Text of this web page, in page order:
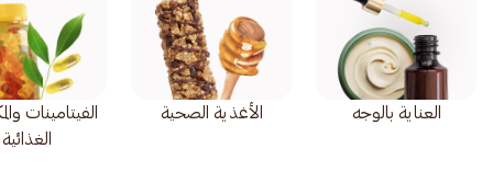
العناية بالوجه الأغذية الصحية
الفيتامينات
الغذائية